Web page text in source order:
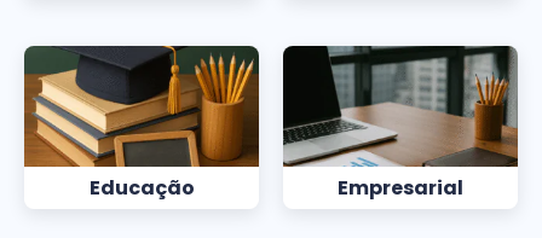
Educação Empresarial